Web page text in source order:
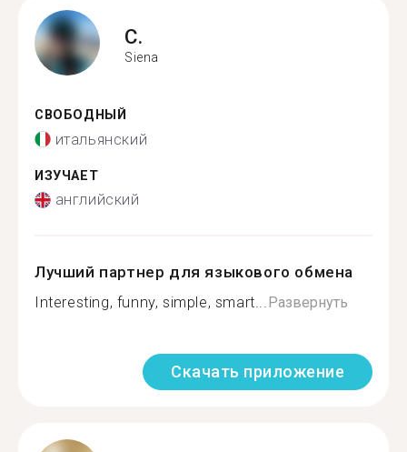
C.
Siena
СВОБОДНЫЙ
итальянский
ИЗУЧАЕТ
английский
Лучший партнер для языкового обмена
Interesting, funny, simple, smart...Развернуть
Скачать приложение